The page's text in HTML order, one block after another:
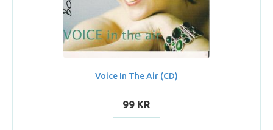
Voice In The Air (CD)
99 KR